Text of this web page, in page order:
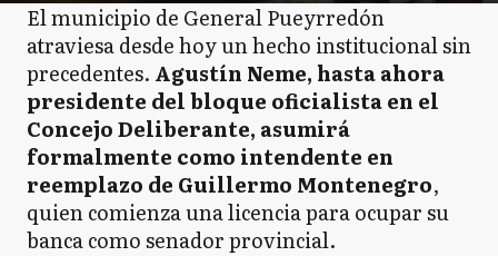
El municipio de General Pueyrredón
atraviesa desde hoy un hecho institucional sin
precedentes. Agustín Neme, hasta ahora
presidente del bloque oficialista en el
Concejo Deliberante, asumirá
formalmente como intendente en
reemplazo de Guillermo Montenegro,
quien comienza una licencia para ocupar su
banca como senador provincial.